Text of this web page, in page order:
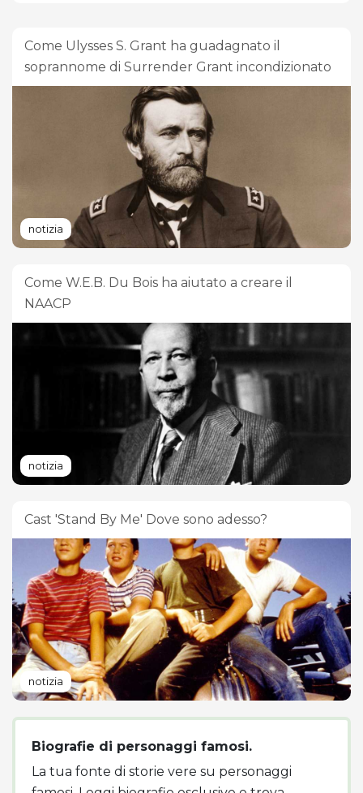
Come Ulysses S. Grant ha guadagnato il
soprannome di Surrender Grant incondizionato
notizia
Come W.E.B. Du Bois ha aiutato a creare il
NAACP
notizia
Cast 'Stand By Me' Dove sono adesso?
notizia
Biografie di personaggi famosi.
La tua fonte di storie vere su personaggi